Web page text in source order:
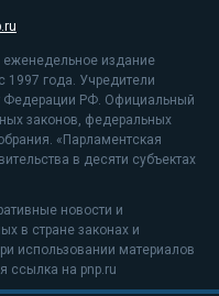
еженедельное издание
1997 года. Учредители
Федерации РФ. Официальный
законов, федеральных
«Парламентская
в десяти субъектах
новости и
в стране законах и
использовании материалов
ссылка на pnp.ru